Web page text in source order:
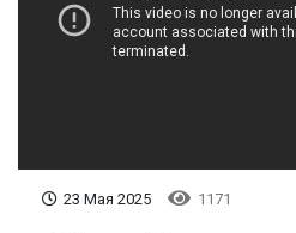
23 Мая 2025 1171